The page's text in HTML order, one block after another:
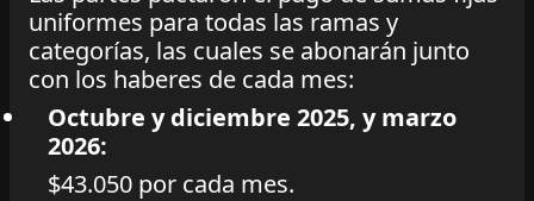
uniformes para todas las ramas y
categorías, las cuales se abonarán junto
con los haberes de cada mes:
Octubre y diciembre 2025, y marzo
2026:
$43.050 por cada mes.